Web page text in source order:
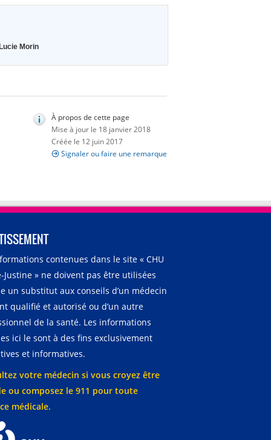
Morin
À propos de cette page
Mise à jour le 18 janvier 2018
Créée le 12 juin 2017
Signaler ou faire une remarque
contenues dans le site « CHU
Justine » ne doivent pas être utilisées
un substitut aux conseils d’un médecin
qualifié et autorisé ou d’un autre
de la santé. Les informations
ici le sont à des fins exclusivement
et informatives.
votre médecin si vous croyez être
ou composez le 911 pour toute
médicale.